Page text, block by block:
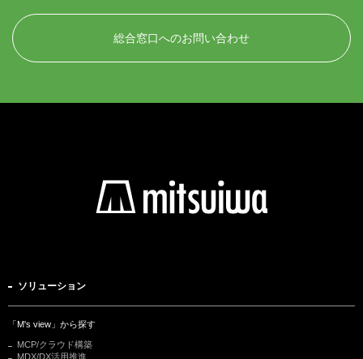
総合窓口へのお問い合わせ
ソリューション
「M's view」から探す
MCP/クラウド構築
MDX/DX活用推進